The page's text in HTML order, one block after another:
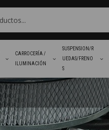
CARROCERÍA /
ILUMINACIÓN
SUSPENSION/R
UEDAS/FRENO
S